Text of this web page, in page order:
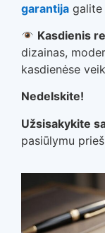
garantija galite
Kasdienis
dizainas,
kasdienėse
Nedelskite!
Užsisakykite
pasiūlymu